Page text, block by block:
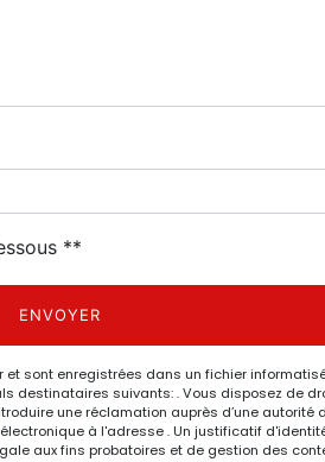
**
ENVOYER
sont enregistrées dans un fichier
suivants: . Vous disposez de
une réclamation auprès d’une
à l'adresse . Un justificatif
aux fins probatoires et de gestion des